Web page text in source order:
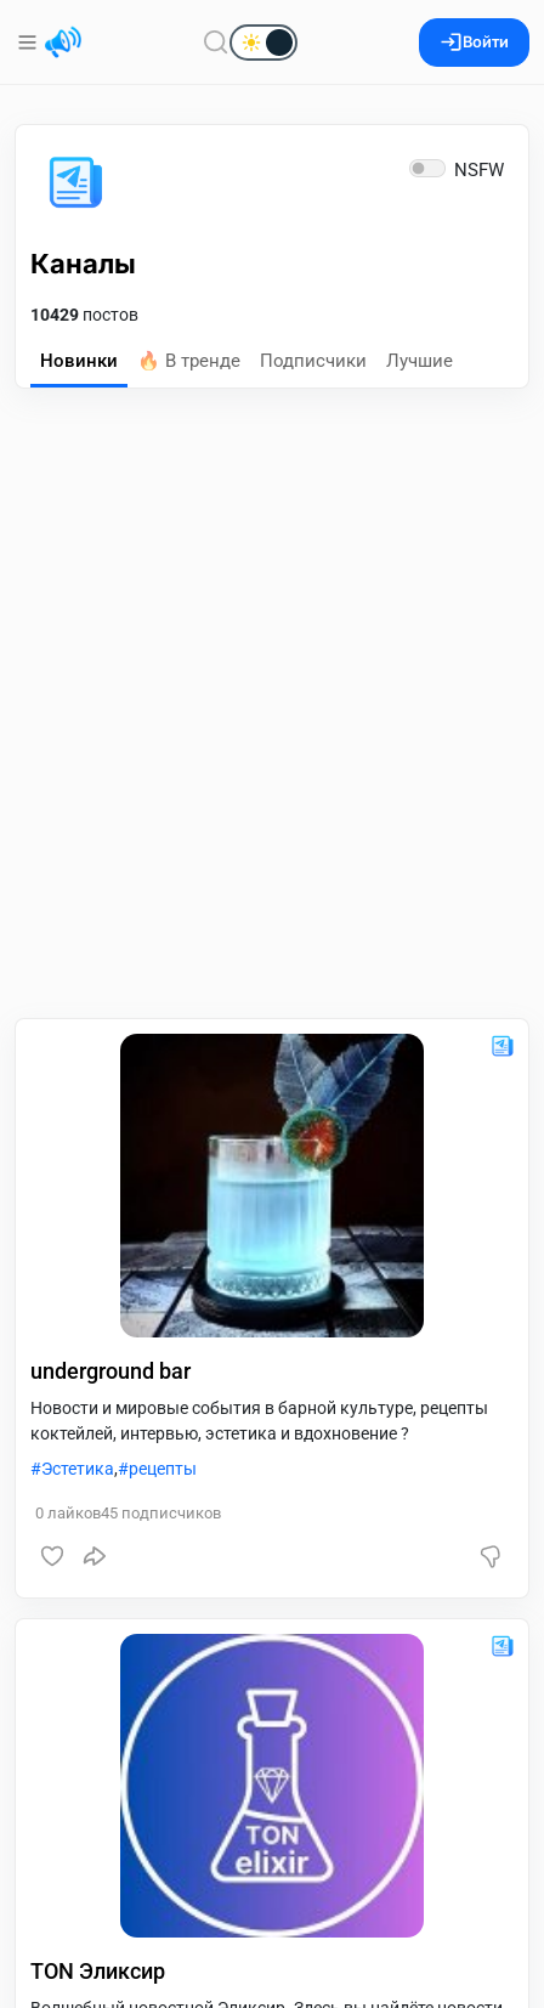
Войти
NSFW
Каналы
10429 постов
Новинки 🔥 В тренде Подписчики Лучшие
underground bar
Новости и мировые события в барной культуре, рецепты
коктейлей, интервью, эстетика и вдохновение ?
Эстетика, рецепты
0 лайков45 подписчиков
TON Эликсир